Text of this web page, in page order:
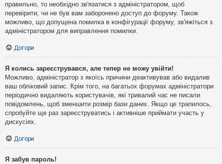
правильно, то необхідно зв'язатися з адміністратором, щоб
перевірити, чи не був вам заборонено доступ до форуму. Також
можливо, що допущена помилка в конфігурації форуму, зв'яжіться з
адміністратором для виправлення помилки.
Догори
Я колись зареєструвався, але тепер не можу увійти!
Можливо, адміністратор з якоїсь причини деактивував або видалив
ваш обліковий запис. Крім того, на багатьох форумах адміністратори
періодично видаляють користувачів, які тривалий час не писали
повідомлень, щоб зменшити розмір бази даних. Якщо це трапилось,
спробуйте ще раз зареєструватись і активніше приймати участь у
дискусіях.
Догори
Я забув пароль!